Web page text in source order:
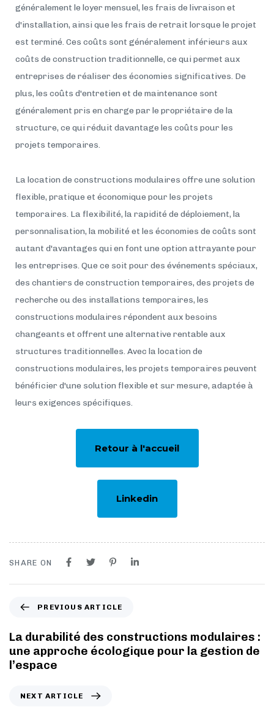
généralement le loyer mensuel, les frais de livraison et
d'installation, ainsi que les frais de retrait lorsque le projet
est terminé. Ces coûts sont généralement inférieurs aux
coûts de construction traditionnelle, ce qui permet aux
entreprises de réaliser des économies significatives. De
plus, les coûts d'entretien et de maintenance sont
généralement pris en charge par le propriétaire de la
structure, ce qui réduit davantage les coûts pour les
projets temporaires.
La location de constructions modulaires offre une solution
flexible, pratique et économique pour les projets
temporaires. La flexibilité, la rapidité de déploiement, la
personnalisation, la mobilité et les économies de coûts sont
autant d'avantages qui en font une option attrayante pour
les entreprises. Que ce soit pour des événements spéciaux,
des chantiers de construction temporaires, des projets de
recherche ou des installations temporaires, les
constructions modulaires répondent aux besoins
changeants et offrent une alternative rentable aux
structures traditionnelles. Avec la location de
constructions modulaires, les projets temporaires peuvent
bénéficier d'une solution flexible et sur mesure, adaptée à
leurs exigences spécifiques.
Retour à l'accueil
Linkedin
SHARE ON
PREVIOUS ARTICLE
La durabilité des constructions modulaires :
une approche écologique pour la gestion de
l’espace
NEXT ARTICLE